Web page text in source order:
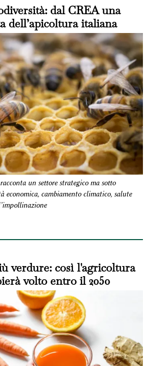
dal CREA una
dell’apicoltura italiana
un settore strategico ma sotto
economica, cambiamento climatico, salute
verdure: così l'agricoltura
volto entro il 2050